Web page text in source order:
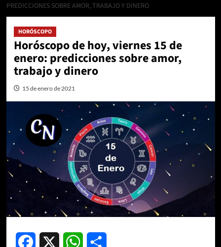
PREDICCIONES SOBRE AMOR, TRABAJO Y DINERO
HORÓSCOPO
Horóscopo de hoy, viernes 15 de
enero: predicciones sobre amor,
trabajo y dinero
15 de enero de 2021
Facebook WhatsApp